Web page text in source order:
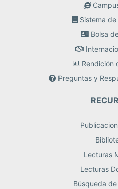
Sistema
Bolsa
Rendición
Preguntas y
Lecturas
Lecturas
Búsqueda